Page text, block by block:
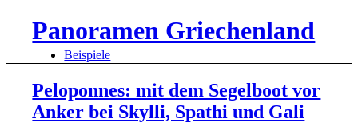
Beispiele
Panoramen Griechenland
Peloponnes: mit dem Segelboot vor
Anker bei Skylli, Spathi und Gali